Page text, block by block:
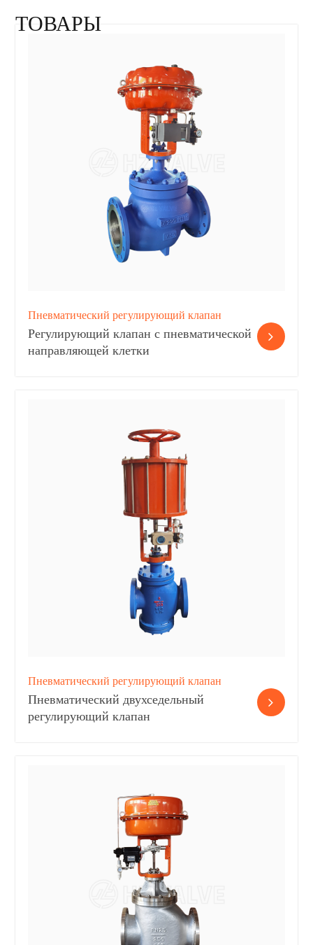
ТОВАРЫ
Пневматический регулирующий клапан
Регулирующий клапан с пневматической
направляющей клетки
Пневматический регулирующий клапан
Пневматический двухседельный
регулирующий клапан